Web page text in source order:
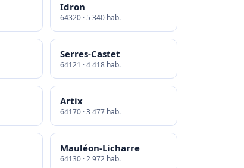
Idron
64320 · 5 340 hab.
Serres-Castet
64121 · 4 418 hab.
Artix
64170 · 3 477 hab.
Mauléon-Licharre
64130 · 2 972 hab.